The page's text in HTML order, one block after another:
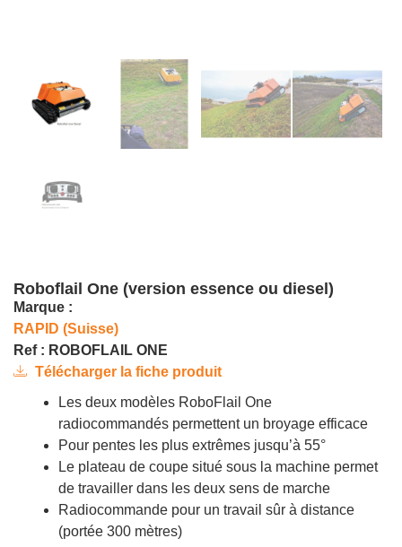
Roboflail One (version essence ou diesel)
Marque :
RAPID (Suisse)
Ref : ROBOFLAIL ONE
Télécharger la fiche produit
Les deux modèles RoboFlail One
radiocommandés permettent un broyage efficace
Pour pentes les plus extrêmes jusqu’à 55°
Le plateau de coupe situé sous la machine permet
de travailler dans les deux sens de marche
Radiocommande pour un travail sûr à distance
(portée 300 mètres)